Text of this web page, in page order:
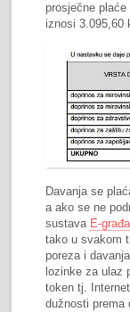
prosječne
iznosi 3.095,60
Davanja se
a ako se ne
sustava E-
tako u svakom
poreza i
lozinke za ulaz
token tj.
dužnosti prema